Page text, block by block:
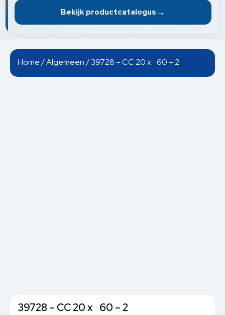
Bekijk productcatalogus →
Home/Algemeen/ 39728 – CC 20 x 60 – 2
39728 – CC 20 x 60 – 2